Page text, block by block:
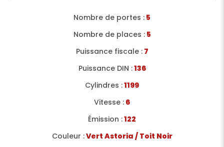
Nombre de portes : 5
Nombre de places :5
Puissance fiscale :7
Puissance DIN :136
Cylindres :1199
Vitesse : 6
Émission :122
Couleur :Vert Astoria / Toit Noir